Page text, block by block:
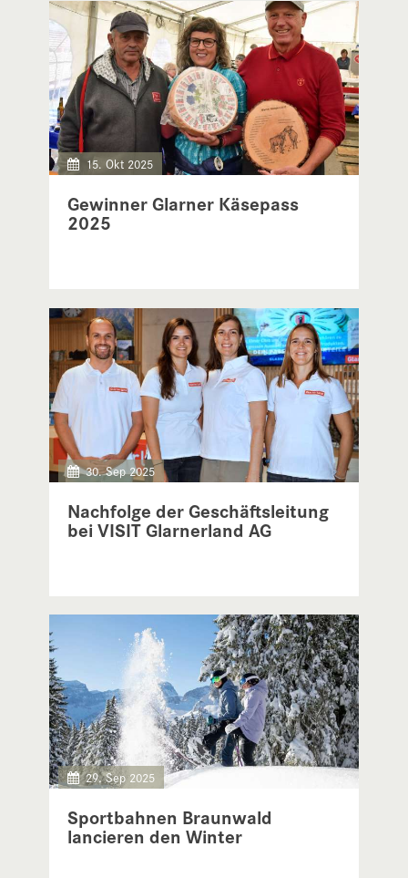
Gewinner Glarner Käsepass
2025
15. Okt 2025
Nachfolge der Geschäftsleitung
bei VISIT Glarnerland AG
30. Sep 2025
Sportbahnen Braunwald
lancieren den Winter
29. Sep 2025